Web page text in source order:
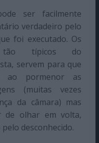
ser facilmente
verdadeiro pelo
foi executado. Os
tão típicos do
servem para que
ao pormenor as
(muitas vezes
da câmara) mas
de olhar em volta,
desconhecido.